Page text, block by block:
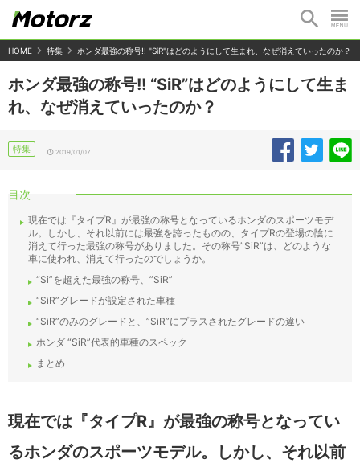
HOME 特集 ホンダ最強の称号!! "SiR"はどのようにして生まれ、なぜ消えていったのか？
ホンダ最強の称号!! “SiR”はどのようにして生ま
れ、なぜ消えていったのか？
特集 2019/01/07
目次
現在では『タイプR』が最強の称号となっているホンダのスポーツモデ
ル。しかし、それ以前には最強を誇ったものの、タイプRの登場の陰に
消えて行った最強の称号がありました。その称号”SiR”は、どのような
車に使われ、消えて行ったのでしょうか。
“Si”を超えた最強の称号、”SiR”
“SiR”グレードが設定された車種
“SiR”のみのグレードと、”SiR”にプラスされたグレードの違い
ホンダ “SiR”代表的車種のスペック
まとめ
現在では『タイプR』が最強の称号となってい
るホンダのスポーツモデル。しかし、それ以前